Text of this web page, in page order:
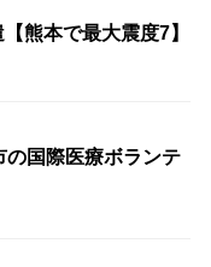
熊本で最大震度7】
国際医療ボランテ